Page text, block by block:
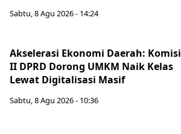
Sabtu, 8 Agu 2026 - 14:24
Akselerasi Ekonomi Daerah: Komisi
II DPRD Dorong UMKM Naik Kelas
Lewat Digitalisasi Masif
Sabtu, 8 Agu 2026 - 10:36